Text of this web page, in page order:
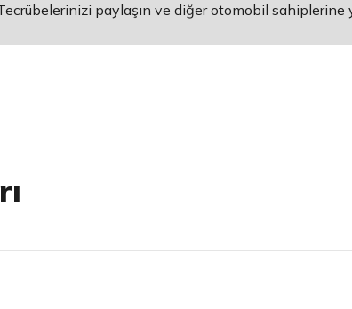
paylaşın ve diğer otomobil sahiplerine